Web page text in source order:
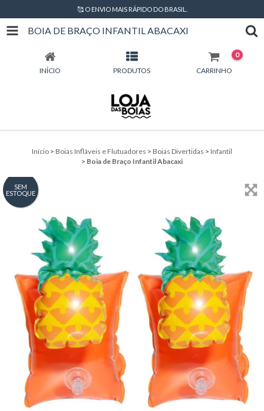
🥰 O ENVIO MAIS RÁPIDO DO BRASIL.
BOIA DE BRAÇO INFANTIL ABACAXI
INÍCIO PRODUTOS CARRINHO
0
Início > Boias Infláveis e Flutuadores > Boias Divertidas > Infantil
> Boia de Braço Infantil Abacaxi
SEM
ESTOQUE